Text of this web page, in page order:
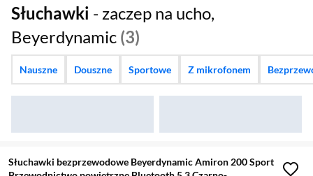
Słuchawki - zaczep na ucho,
Beyerdynamic (3)
Nauszne Douszne Sportowe Z mikrofonem
Słuchawki bezprzewodowe Beyerdynamic Amiron 200 Sport